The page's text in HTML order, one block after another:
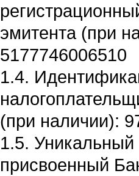
эмитента (при
5177746006510
1.4.
(при наличии):
1.5. Уникальный
присвоенный